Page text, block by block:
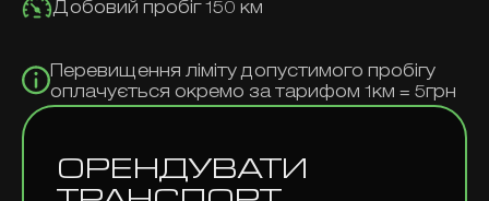
Добовий пробіг 150 км
Перевищення ліміту допустимого пробігу
оплачується окремо за тарифом 1км = 5грн
ОРЕНДУВАТИ